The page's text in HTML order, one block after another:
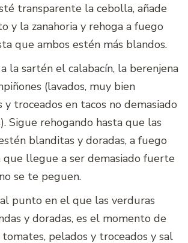
transparente la cebolla, añade
y la zanahoria y rehoga a fuego
que ambos estén más blandos.
la sartén el calabacín, la berenjena
(lavados, muy bien
y troceados en tacos no demasiado
Sigue rehogando hasta que las
blanditas y doradas, a fuego
que llegue a ser demasiado fuerte
se te peguen.
punto en el que las verduras
y doradas, es el momento de
pelados y troceados y sal